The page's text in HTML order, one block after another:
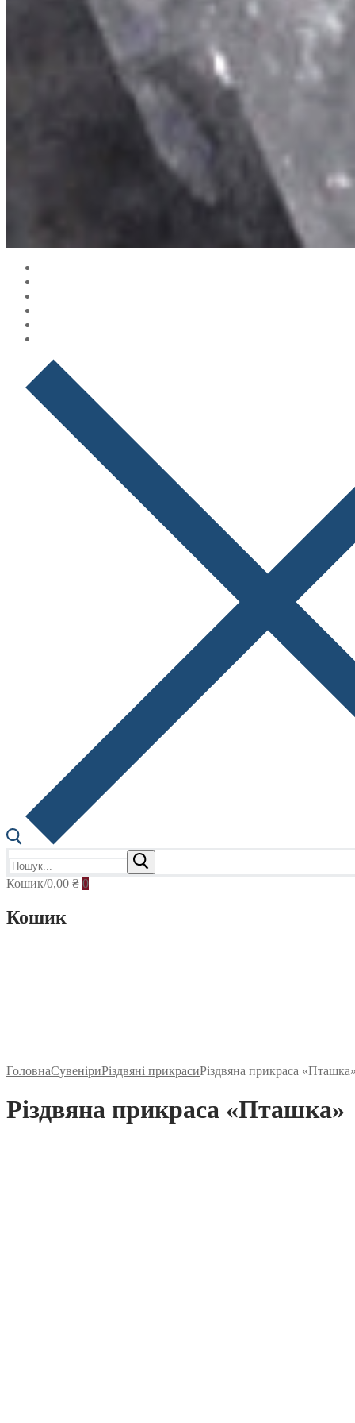
Кошик/0,00 ₴ 0
Кошик
ГоловнаСувеніриРіздвяні прикрасиРіздвяна прикраса
Різдвяна прикраса «Пташка»